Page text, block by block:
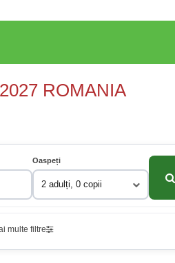
ROMANIA
Oaspeți
2 adulți, 0 copii
multe filtre